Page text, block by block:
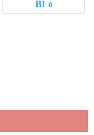
0